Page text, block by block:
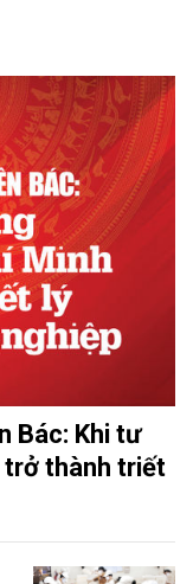
Bác: Khi tư
trở thành triết